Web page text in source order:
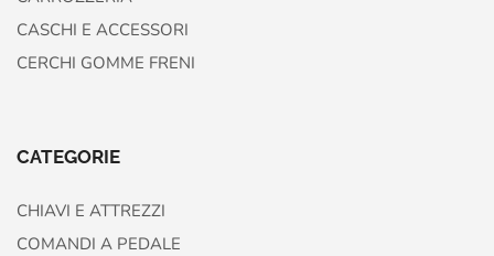
CASCHI E ACCESSORI
CERCHI GOMME FRENI
CATEGORIE
CHIAVI E ATTREZZI
COMANDI A PEDALE